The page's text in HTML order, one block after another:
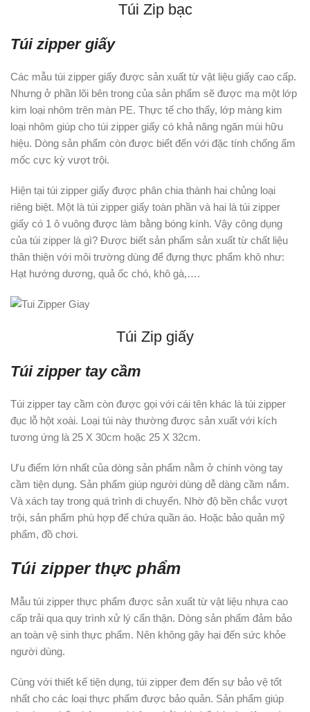
Túi Zip bạc
Túi zipper giấy
Các mẫu túi zipper giấy được sản xuất từ vật liệu giấy cao cấp.
Nhưng ở phần lõi bên trong của sản phẩm sẽ được mạ một lớp
kim loại nhôm trên màn PE. Thực tế cho thấy, lớp màng kim
loại nhôm giúp cho túi zipper giấy có khả năng ngăn mùi hữu
hiệu. Dòng sản phẩm còn được biết đến với đặc tính chống ẩm
mốc cực kỳ vượt trội.
Hiện tại túi zipper giấy được phân chia thành hai chủng loại
riêng biệt. Một là túi zipper giấy toàn phần và hai là túi zipper
giấy có 1 ô vuông được làm bằng bóng kính. Vậy công dụng
của túi zipper là gì? Được biết sản phẩm sản xuất từ chất liệu
thân thiện với môi trường dùng để đựng thực phẩm khô như:
Hạt hướng dương, quả ốc chó, khô gà,….
Túi Zip giấy
Túi zipper tay cầm
Túi zipper tay cầm còn được gọi với cái tên khác là túi zipper
đục lỗ hột xoài. Loại túi này thường được sản xuất với kích
tương ứng là 25 X 30cm hoặc 25 X 32cm.
Ưu điểm lớn nhất của dòng sản phẩm nằm ở chính vòng tay
cầm tiện dụng. Sản phẩm giúp người dùng dễ dàng cầm nắm.
Và xách tay trong quá trình di chuyển. Nhờ độ bền chắc vượt
trội, sản phẩm phù hợp để chứa quần áo. Hoặc bảo quản mỹ
phẩm, đồ chơi.
Túi zipper thực phẩm
Mẫu túi zipper thực phẩm được sản xuất từ vật liệu nhựa cao
cấp trải qua quy trình xử lý cẩn thận. Dòng sản phẩm đảm bảo
an toàn vệ sinh thực phẩm. Nên không gây hại đến sức khỏe
người dùng.
Cùng với thiết kế tiện dụng, túi zipper đem đến sự bảo vệ tốt
nhất cho các loại thực phẩm được bảo quản. Sản phẩm giúp